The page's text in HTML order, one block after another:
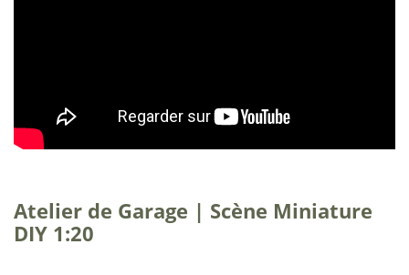
Atelier de Garage | Scène Miniature
DIY 1:20